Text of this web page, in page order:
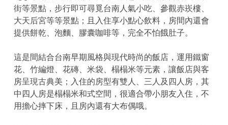
街等景點，步行即可尋覓台南人氣小吃、參觀赤崁樓、
大天后宮等等景點；且入住享小點心飲料，房間內還會
提供餅乾、泡麵、膠囊咖啡等，完全不怕餓肚子。
這是間結合台南早期風格與現代時尚的飯店，運用鐵窗
花、竹編燈、花磚、米袋、榻榻米等元素，讓飯店與客
房呈現古典美；入住的房型有雙人、三人及四人房，其
中四人房是榻榻米和式空間，很適合帶小朋友入住，不
用擔心摔下床，且房內還有大布偶哦。